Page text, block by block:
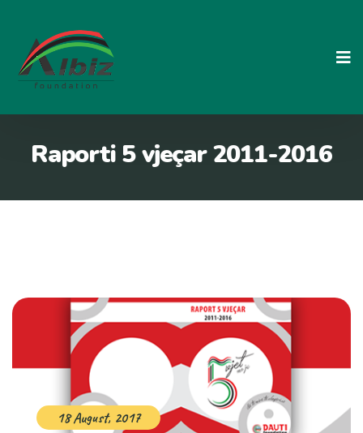
content
Raporti 5 vjeçar 2011-2016
18 August, 2017